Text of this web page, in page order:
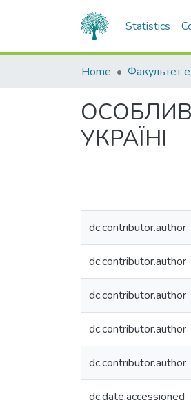
Statistics
Home
УКРАЇНІ
dc.contributor.author
dc.contributor.author
dc.contributor.author
dc.contributor.author
dc.contributor.author
dc.date.accessioned